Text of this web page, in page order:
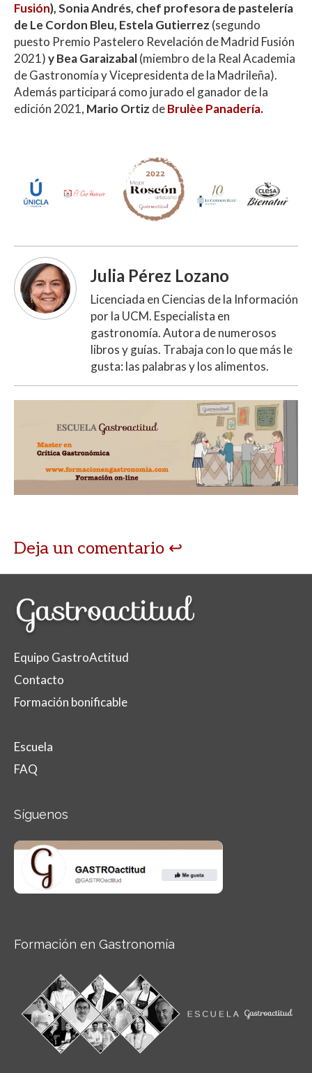
Fusión), Sonia Andrés, chef profesora de pastelería
de Le Cordon Bleu, Estela Gutierrez (segundo
puesto Premio Pastelero Revelación de Madrid Fusión
2021)y Bea Garaizabal(miembro de la Real Academia
de Gastronomía y Vicepresidenta de la Madrileña).
Además participará como jurado el ganador de la
edición 2021, Mario Ortiz deBrulèe Panadería.
Julia Pérez Lozano
Licenciada en Ciencias de la Información
por la UCM. Especialista en
gastronomía. Autora de numerosos
libros y guías. Trabaja con lo que más le
gusta: las palabras y los alimentos.
Deja un comentario
Equipo GastroActitud
Contacto
Formación bonificable
Escuela
FAQ
Síguenos
Formación en Gastronomía